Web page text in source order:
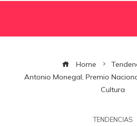
Home
Antonio Monegal, Premio
Cultura
TENDENCIAS